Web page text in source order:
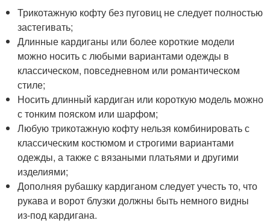
Трикотажную кофту без пуговиц не следует полностью
застегивать;
Длинные кардиганы или более короткие модели
можно носить с любыми вариантами одежды в
классическом, повседневном или романтическом
стиле;
Носить длинный кардиган или короткую модель можно
с тонким пояском или шарфом;
Любую трикотажную кофту нельзя комбинировать с
классическим костюмом и строгими вариантами
одежды, а также с вязаными платьями и другими
изделиями;
Дополняя рубашку кардиганом следует учесть то, что
рукава и ворот блузки должны быть немного видны
из-под кардигана.